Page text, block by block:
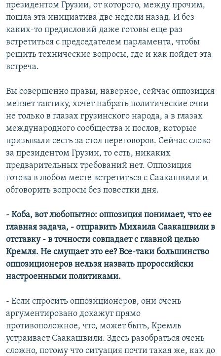
президентом Грузии, от которого, между прочим,
пошла эта инициатива две недели назад. И без
каких-то предисловий даже готовы еще раз
встретиться с председателем парламента, чтобы
решить технические вопросы, где и как пойдет эта
встреча.
Вы совершенно правы, наверное, сейчас оппозиция
меняет тактику, хочет набрать политические очки
не только в глазах грузинского народа, а в глазах
международного сообщества и послов, которые
призывали сесть за стол переговоров. Сейчас слово
за президентом Грузии, то есть, никаких
предварительных требований нет. Оппозиция
готова в любом месте встретиться с Саакашвили и
обговорить вопросы без повестки дня.
- Коба, вот любопытно: оппозиция понимает, что ее
главная задача, - отправить Михаила Саакашвили в
отставку - в точности совпадает с главной целью
Кремля. Не смущает это ее? Все-таки большинство
оппозиционеров нельзя назвать пророссийски
настроенными политиками.
- Если спросить оппозиционеров, они очень
аргументировано докажут прямо
противоположное, что, может быть, Кремль
устраивает Саакашвили. Здесь разобраться очень
сложно, потому что ситуация почти такая же, как до